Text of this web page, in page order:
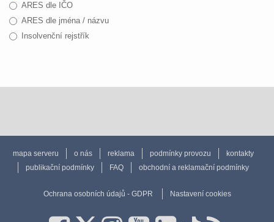
ARES dle IČO
ARES dle jména / názvu
Insolvenční rejstřík
mapa serveru o nás reklama podmínky provozu
kontakty
publikační podmínky
FAQ obchodní a reklamační podmínky
Ochrana osobních údajů - GDPR Nastavení cookies